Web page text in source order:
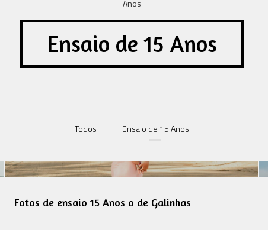
Ensaio de 15 Anos
Todos Ensaio de 15 Anos
Fotos de ensaio 15 Anos o de Galinhas